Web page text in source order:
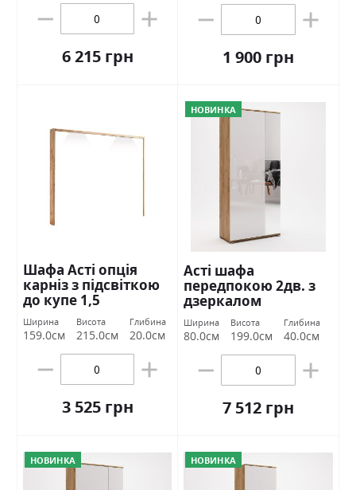
6 215 грн 1 900 грн
Шафа Асті опція
карніз з підсвіткою
до купе 1,5
Міромарк
Ширина
159.0см
Висота
215.0см
Глибина
20.0см
3 525 грн
НОВИНКА
Асті шафа
передпокою 2дв. з
дзеркалом
Міромарк
Ширина
80.0см
Висота
199.0см
Глибина
40.0см
7 512 грн
НОВИНКА НОВИНКА